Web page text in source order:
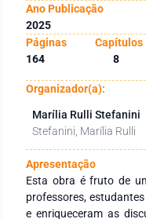
Ano Publicação
2025
Páginas
Capítulos
164
8
Organizador(a):
Marília Rulli Stefanini
Stefanini, Marília Rulli
Apresentação
Esta obra é fruto de
professores,
e enriqueceram as